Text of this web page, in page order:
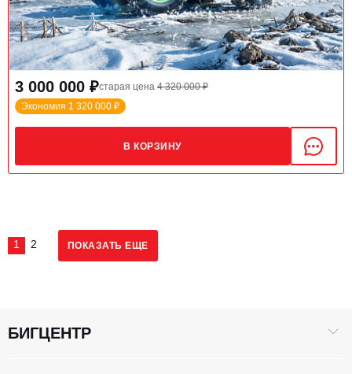
3 000 000 ₽старая цена 4 320 000 ₽
Экономия 1 320 000 ₽
В КОРЗИНУ
ПОКАЗАТЬ ЕЩЕ
1 2
БИГЦЕНТР